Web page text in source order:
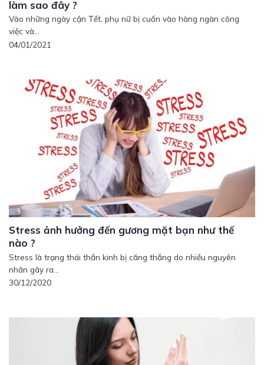
làm sao đây ?
Vào những ngày cận Tết, phụ nữ bị cuốn vào hàng ngàn công
việc và...
04/01/2021
Stress ảnh hưởng đến gương mặt bạn như thế
nào ?
Stress là trạng thái thần kinh bị căng thẳng do nhiều nguyên
nhân gây ra...
30/12/2020